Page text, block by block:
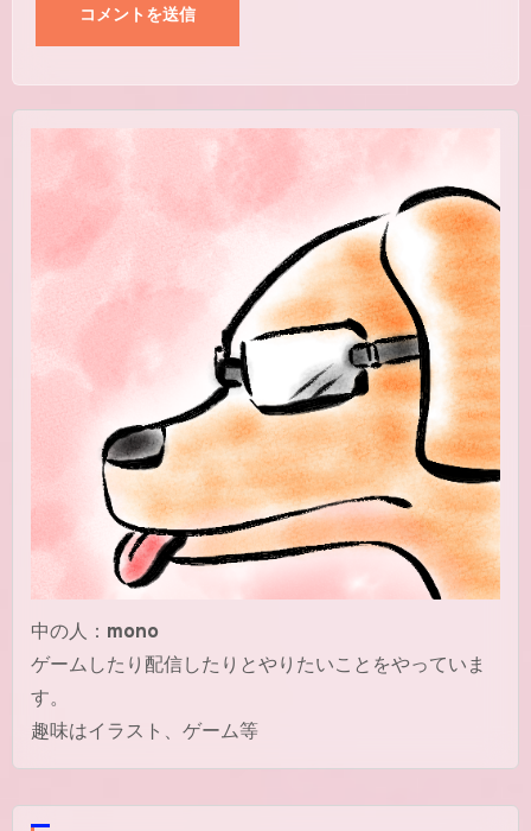
中の人： mono
ゲームしたり配信したりとやりたいことをやっていま
す。
趣味はイラスト、ゲーム等